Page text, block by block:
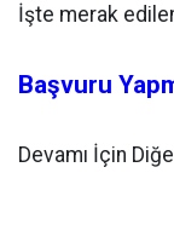
İşte merak
Başvuru
Devamı İçin